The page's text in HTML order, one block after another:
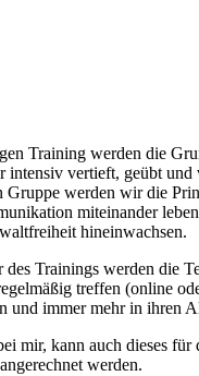
Training werden die
intensiv vertieft, geübt
Gruppe werden wir die
miteinander
hineinwachsen.
des Trainings werden die
treffen (online
und immer mehr in ihren
mir, kann auch dieses
werden.